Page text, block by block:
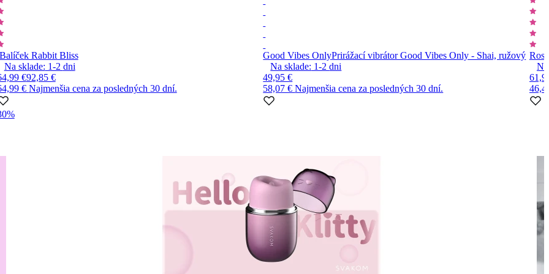
Balíček Rabbit Bliss
Na sklade: 1-2 dni
€92,85 €
€ Najmenšia cena za posledných 30 dní.
Good Vibes OnlyPrirážací vibrátor Good Vibes Only - Shai, ružový
Na sklade: 1-2dni
49,95 €
58,07 €Najmenšia cena za posledných 30 dní.